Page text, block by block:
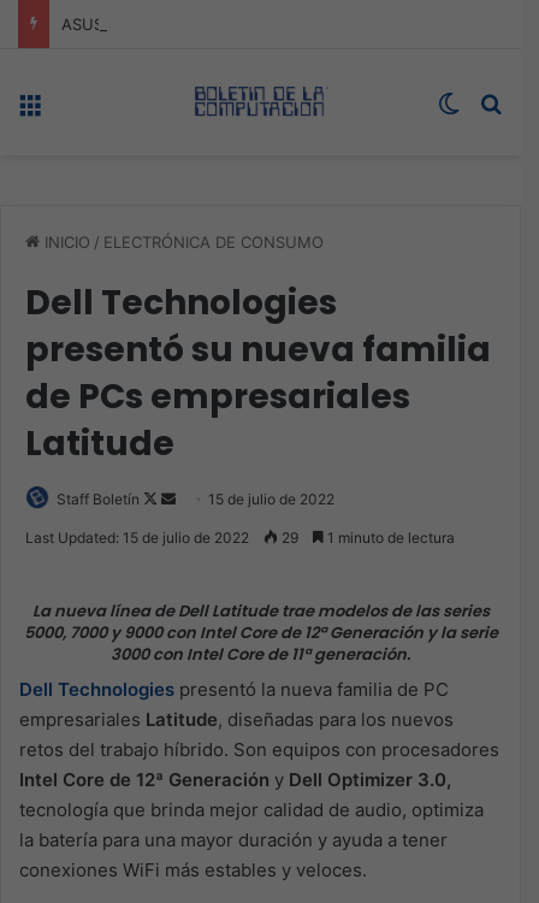
Switch
INICIO / ELECTRÓNICA DE CONSUMO
Dell Technologies
presentó su nueva familia
de PCs empresariales
Latitude
Staff Boletín
Follow
Send 15 de julio de 2022
Last Updated: 15 de julio de 2022 29 1 minuto de lectura
La nueva línea de Dell Latitude trae modelos de las series
5000, 7000 y 9000 con Intel Core de 12ª Generación y la serie
3000 con Intel Core de 11ª generación.
Dell Technologies presentó la nueva familia de PC
empresariales Latitude, diseñadas para los nuevos
retos del trabajo híbrido. Son equipos con procesadores
Intel Core de 12ª Generación y Dell Optimizer 3.0,
tecnología que brinda mejor calidad de audio, optimiza
la batería para una mayor duración y ayuda a tener
conexiones WiFi más estables y veloces.